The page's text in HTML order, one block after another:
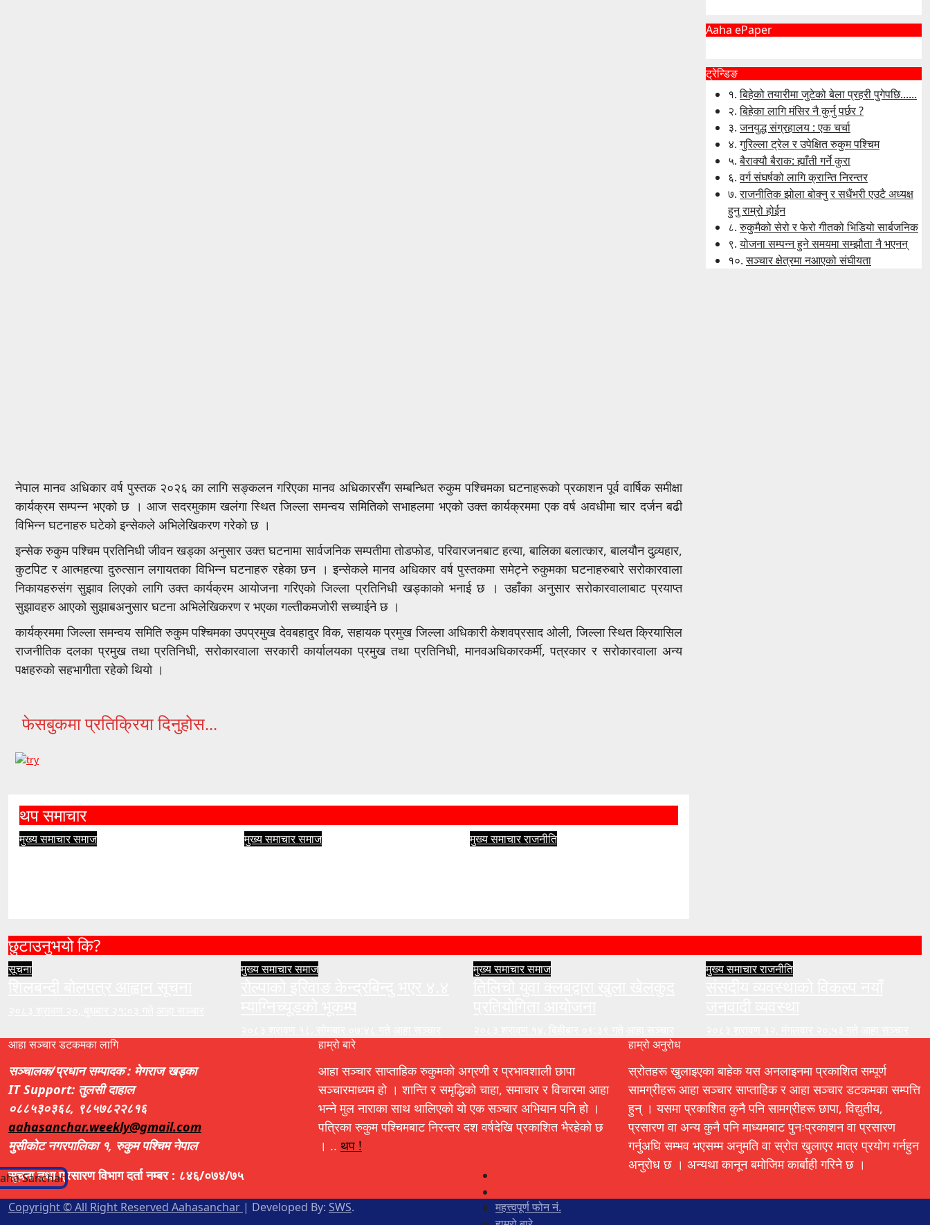
नेपाल मानव अधिकार वर्ष पुस्तक २०२६ का लागि सङ्कलन गरिएका मानव अधिकारसँग सम्बन्धित रुकुम पश्चिमका घटनाहरूको प्रकाशन पूर्व वार्षिक समीक्षा
कार्यक्रम सम्पन्न भएको छ । आज सदरमुकाम खलंगा स्थित जिल्ला समन्वय समितिको सभाहलमा भएको उक्त कार्यक्रममा एक वर्ष अवधीमा चार दर्जन बढी
विभिन्न घटनाहरु घटेको इन्सेकले अभिलेखिकरण गरेको छ ।
इन्सेक रुकुम पश्चिम प्रतिनिधी जीवन खड्का अनुसार उक्त घटनामा सार्वजनिक सम्पतीमा तोडफोड, परिवारजनबाट हत्या, बालिका बलात्कार, बालयौन दुव्र्यहार,
कुटपिट र आत्महत्या दुरुत्सान लगायतका विभिन्न घटनाहरु रहेका छन । इन्सेकले मानव अधिकार वर्ष पुस्तकमा समेट्ने रुकुमका घटनाहरुबारे सरोकारवाला
निकायहरुसंग सुझाव लिएको लागि उक्त कार्यक्रम आयोजना गरिएको जिल्ला प्रतिनिधी खड्काको भनाई छ । उहाँका अनुसार सरोकारवालाबाट प्रयाप्त
सुझावहरु आएको सुझाबअनुसार घटना अभिलेखिकरण र भएका गल्तीकमजोरी सच्याईने छ ।
कार्यक्रममा जिल्ला समन्वय समिति रुकुम पश्चिमका उपप्रमुख देवबहादुर विक, सहायक प्रमुख जिल्ला अधिकारी केशवप्रसाद ओली, जिल्ला स्थित क्रियासिल
राजनीतिक दलका प्रमुख तथा प्रतिनिधी, सरोकारवाला सरकारी कार्यालयका प्रमुख तथा प्रतिनिधी, मानवअधिकारकर्मी, पत्रकार र सरोकारवाला अन्य
पक्षहरुको सहभागीता रहेको थियो ।
फेसबुकमा प्रतिक्रिया दिनुहोस...
थप समाचार
मुख्य समाचारसमाज मुख्य समाचारसमाज मुख्य समाचारराजनीति
Aaha ePaper
ट्रेन्डिङ
१.बिहेको तयारीमा जुटेको बेला प्रहरी पुगेपछि......
२.बिहेका लागि मंसिर नै कुर्नु पर्छर ?
३.जनयुद्ध संग्रहालय : एक चर्चा
४.गुरिल्ला ट्रेल र उपेक्षित रुकुम पश्चिम
५.बैराक्यौ बैराक: ह्याँती गर्ने कुरा
६.वर्ग संघर्षको लागि क्रान्ति निरन्तर
७.राजनीतिक झोला बोक्नु र सधैंभरी एउटै अध्यक्ष
हुनु राम्रो होईन
८.रुकुमैको सेरो र फेरो गीतको भिडियो सार्बजनिक
९.योजना सम्पन्न हुने समयमा सम्झौता नै भएनन्
१०.सञ्चार क्षेत्रमा नआएको संघीयता
छुटाउनुभयो कि?
सूचना मुख्य समाचारसमाज मुख्य समाचारसमाज मुख्य समाचारराजनीति
आहा सञ्चार डटकमका लागि
सञ्चालक/प्रधान सम्पादक : मेगराज खड्का
IT Support: तुलसी दाहाल
०८८५३०३६८, ९८५७८२२८१६
aahasanchar.weekly@gmail.com
मुसीकोट नगरपालिका १, रुकुम पश्चिम नेपाल
सूचना तथा प्रसारण विभाग दर्ता नम्बर : ८४६/०७४/७५
हाम्रो बारे
आहा सञ्चार साप्ताहिक रुकुमको अग्रणी र प्रभावशाली छापा
सञ्चारमाध्यम हो । शान्ति र समृद्धिको चाहा, समाचार र विचारमा आहा
भन्ने मुल नाराका साथ थालिएको यो एक सञ्चार अभियान पनि हो ।
पत्रिका रुकुम पश्चिमबाट निरन्तर दश वर्षदेखि प्रकाशित भैरहेको छ
। .. थप !
हाम्रो अनुरोध
स्रोतहरू खुलाइएका बाहेक यस अनलाइनमा प्रकाशित सम्पूर्ण
सामग्रीहरू आहा सञ्चार साप्ताहिक र आहा सञ्चार डटकमका सम्पत्ति
हुन् । यसमा प्रकाशित कुनै पनि सामग्रीहरू छापा, विद्युतीय,
प्रसारण वा अन्य कुनै पनि माध्यमबाट पुनःप्रकाशन वा प्रसारण
गर्नुअघि सम्भव भएसम्म अनुमति वा स्रोत खुलाएर मात्र प्रयोग गर्नहुन
अनुरोध छ । अन्यथा कानून बमोजिम कार्बाही गरिने छ ।
Copyright © All Right Reserved Aahasanchar | Developed By: SWS.
महत्त्वपूर्ण फोन नं.